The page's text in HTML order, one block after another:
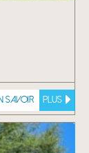
savoir plus